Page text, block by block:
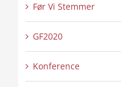
Før Vi Stemmer
GF2020
Konference